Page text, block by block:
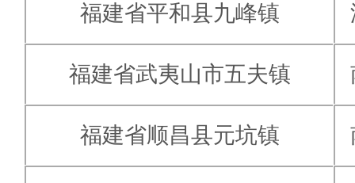
福建省平和县九峰镇
福建省武夷山市五夫镇
福建省顺昌县元坑镇